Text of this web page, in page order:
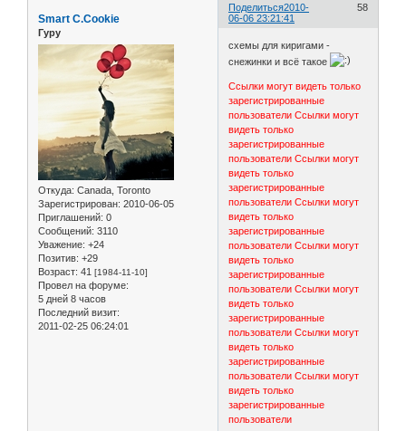
Поделиться 58
2010-
06-06 23:21:41
Smart C.Cookie
Гуру
Откуда: Canada, Toronto
Зарегистрирован: 2010-06-05
Приглашений: 0
Сообщений: 3110
Уважение: +24
Позитив: +29
Возраст: 41 [1984-11-10]
Провел на форуме:
5 дней 8 часов
Последний визит:
2011-02-25 06:24:01
схемы для киригами -
снежинки и всё такое
Ссылки могут видеть только
зарегистрированные
пользователи Ссылки могут
видеть только
зарегистрированные
пользователи Ссылки могут
видеть только
зарегистрированные
пользователи Ссылки могут
видеть только
зарегистрированные
пользователи Ссылки могут
видеть только
зарегистрированные
пользователи Ссылки могут
видеть только
зарегистрированные
пользователи Ссылки могут
видеть только
зарегистрированные
пользователи Ссылки могут
видеть только
зарегистрированные
пользователи